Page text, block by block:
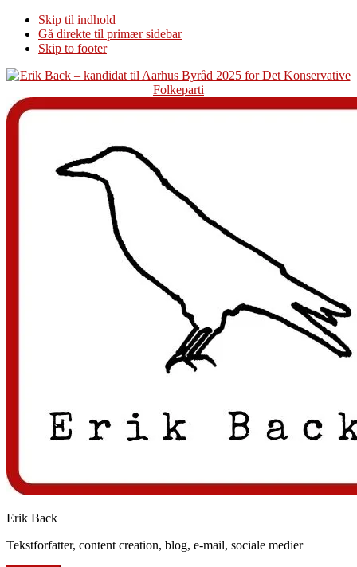
Skip til indhold
Gå direkte til primær sidebar
Skip to footer
Additional
menu
Erik Back
Tekstforfatter, content creation, blog, e-mail, sociale medier